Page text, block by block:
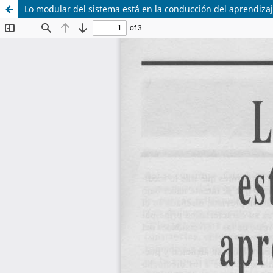
Lo modular del sistema está en la conducción del